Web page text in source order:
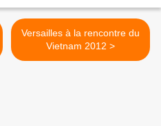
Versailles à la rencontre du
Vietnam 2012 >